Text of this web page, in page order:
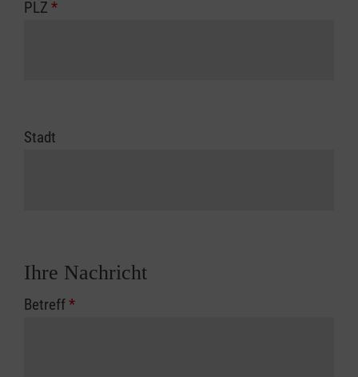
PLZ *
Stadt
Ihre Nachricht
Betreff*